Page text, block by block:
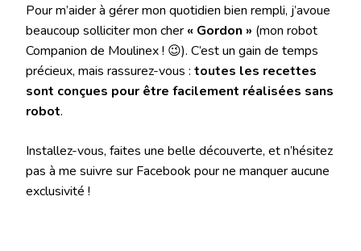
Pour m’aider à gérer mon quotidien bien rempli, j’avoue
beaucoup solliciter mon cher « Gordon » (mon robot
Companion de Moulinex ! 😉). C’est un gain de temps
précieux, mais rassurez-vous : toutes les recettes
sont conçues pour être facilement réalisées sans
robot.
Installez-vous, faites une belle découverte, et n’hésitez
pas à me suivre sur Facebook pour ne manquer aucune
exclusivité !